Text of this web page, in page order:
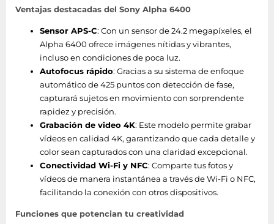
Ventajas destacadas del Sony Alpha 6400
Sensor APS-C: Con un sensor de 24.2 megapíxeles, el
Alpha 6400 ofrece imágenes nítidas y vibrantes,
incluso en condiciones de poca luz.
Autofocus rápido: Gracias a su sistema de enfoque
automático de 425 puntos con detección de fase,
capturará sujetos en movimiento con sorprendente
rapidez y precisión.
Grabación de video 4K: Este modelo permite grabar
vídeos en calidad 4K, garantizando que cada detalle y
color sean capturados con una claridad excepcional.
Conectividad Wi-Fi y NFC: Comparte tus fotos y
vídeos de manera instantánea a través de Wi-Fi o NFC,
facilitando la conexión con otros dispositivos.
Funciones que potencian tu creatividad